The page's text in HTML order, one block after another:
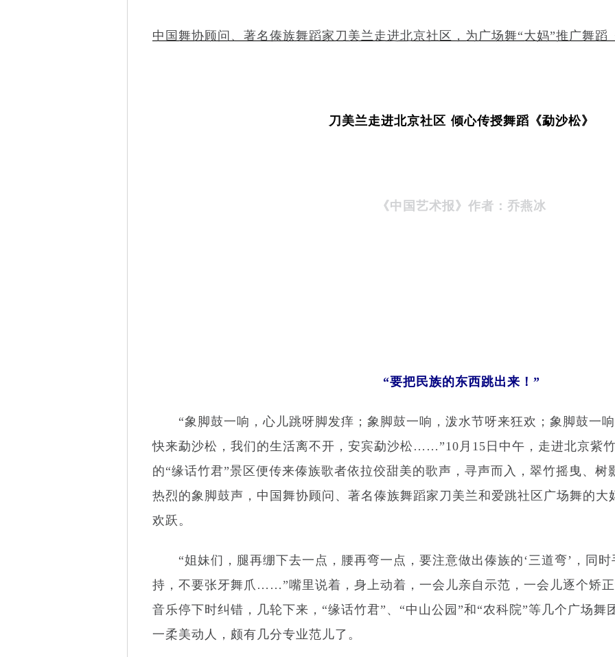
中国舞协顾问、著名傣族舞蹈家刀美兰走进北京社区，为广场舞“大妈”推广舞
刀美兰走进北京社区 倾心传授舞蹈《勐沙松》
《中国艺术报》作者：乔燕冰
“要把民族的东西跳出来！”
“象脚鼓一响，心儿跳呀脚发痒；象脚鼓一响，泼水节呀来狂欢；象脚鼓一
快来勐沙松，我们的生活离不开，安宾勐沙松……”10 月 15 日中午，走进北京紫
的“缘话竹君”景区便传来傣族歌者依拉佼甜美的歌声，寻声而入，翠竹摇曳、树
热烈的象脚鼓声，中国舞协顾问、著名傣族舞蹈家刀美兰和爱跳社区广场舞的大
欢跃。
“姐妹们，腿再绷下去一点，腰再弯一点，要注意做出傣族的‘三道弯’，同时
持，不要张牙舞爪……”嘴里说着，身上动着，一会儿亲自示范，一会儿逐个矫正
音乐停下时纠错，几轮下来，“缘话竹君”、“中山公园”和“农科院”等几个广场舞
一柔美动人，颇有几分专业范儿了。